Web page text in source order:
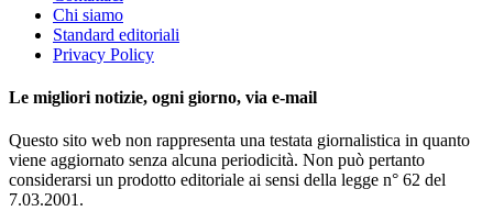
Chi siamo
Standard editoriali
Privacy Policy
Le migliori notizie, ogni giorno, via e-mail
Questo sito web non rappresenta una testata giornalistica in quanto
viene aggiornato senza alcuna periodicità. Non può pertanto
considerarsi un prodotto editoriale ai sensi della legge n° 62 del
7.03.2001.